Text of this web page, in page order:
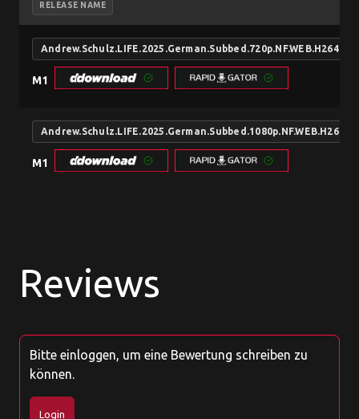
RELEASE NAME
Andrew.Schulz.LIFE.2025.German.Subbed.720p.NF.WEB.H264-
M1
Andrew.Schulz.LIFE.2025.German.Subbed.1080p.NF.WEB.H264-
M1
Reviews
Bitte einloggen, um eine Bewertung schreiben zu
können.
Login